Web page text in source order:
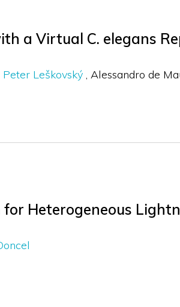
a Virtual C. elegans
Peter Leškovský Alessandro de
Heterogeneous